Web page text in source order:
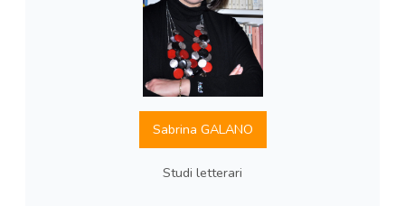
Sabrina GALANO
Studi letterari